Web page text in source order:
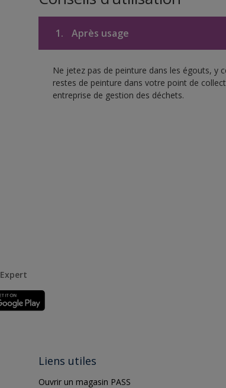
1. Après usage
Ne jetez pas de peinture dans les égouts, y
restes de peinture dans votre point de
entreprise de gestion des déchets.
Liens utiles
Ouvrir un magasin PASS